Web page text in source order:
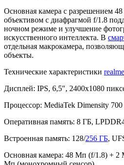
Основная камера с разрешением
объективом с диафрагмой f/1.8
ночном режиме и улучшение
искусственного интеллекта. В
отдельная макрокамера,
объекты.
Технические характеристики realme
Дисплей: IPS, 6,5", 2400х1080
Процессор: MediaTek Dimensity 700
Оперативная память: 8 ГБ,
Встроенная память: 128/256 ГБ,
Основная камера: 48 Мп (f/1.8) + 2